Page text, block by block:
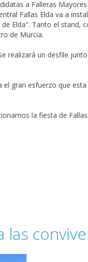
a Falleras
Fallas Elda​ va a
Elda". Tanto el stand,
de Murcia.
realizará un desfile
el gran esfuerzo que
la fiesta de
las